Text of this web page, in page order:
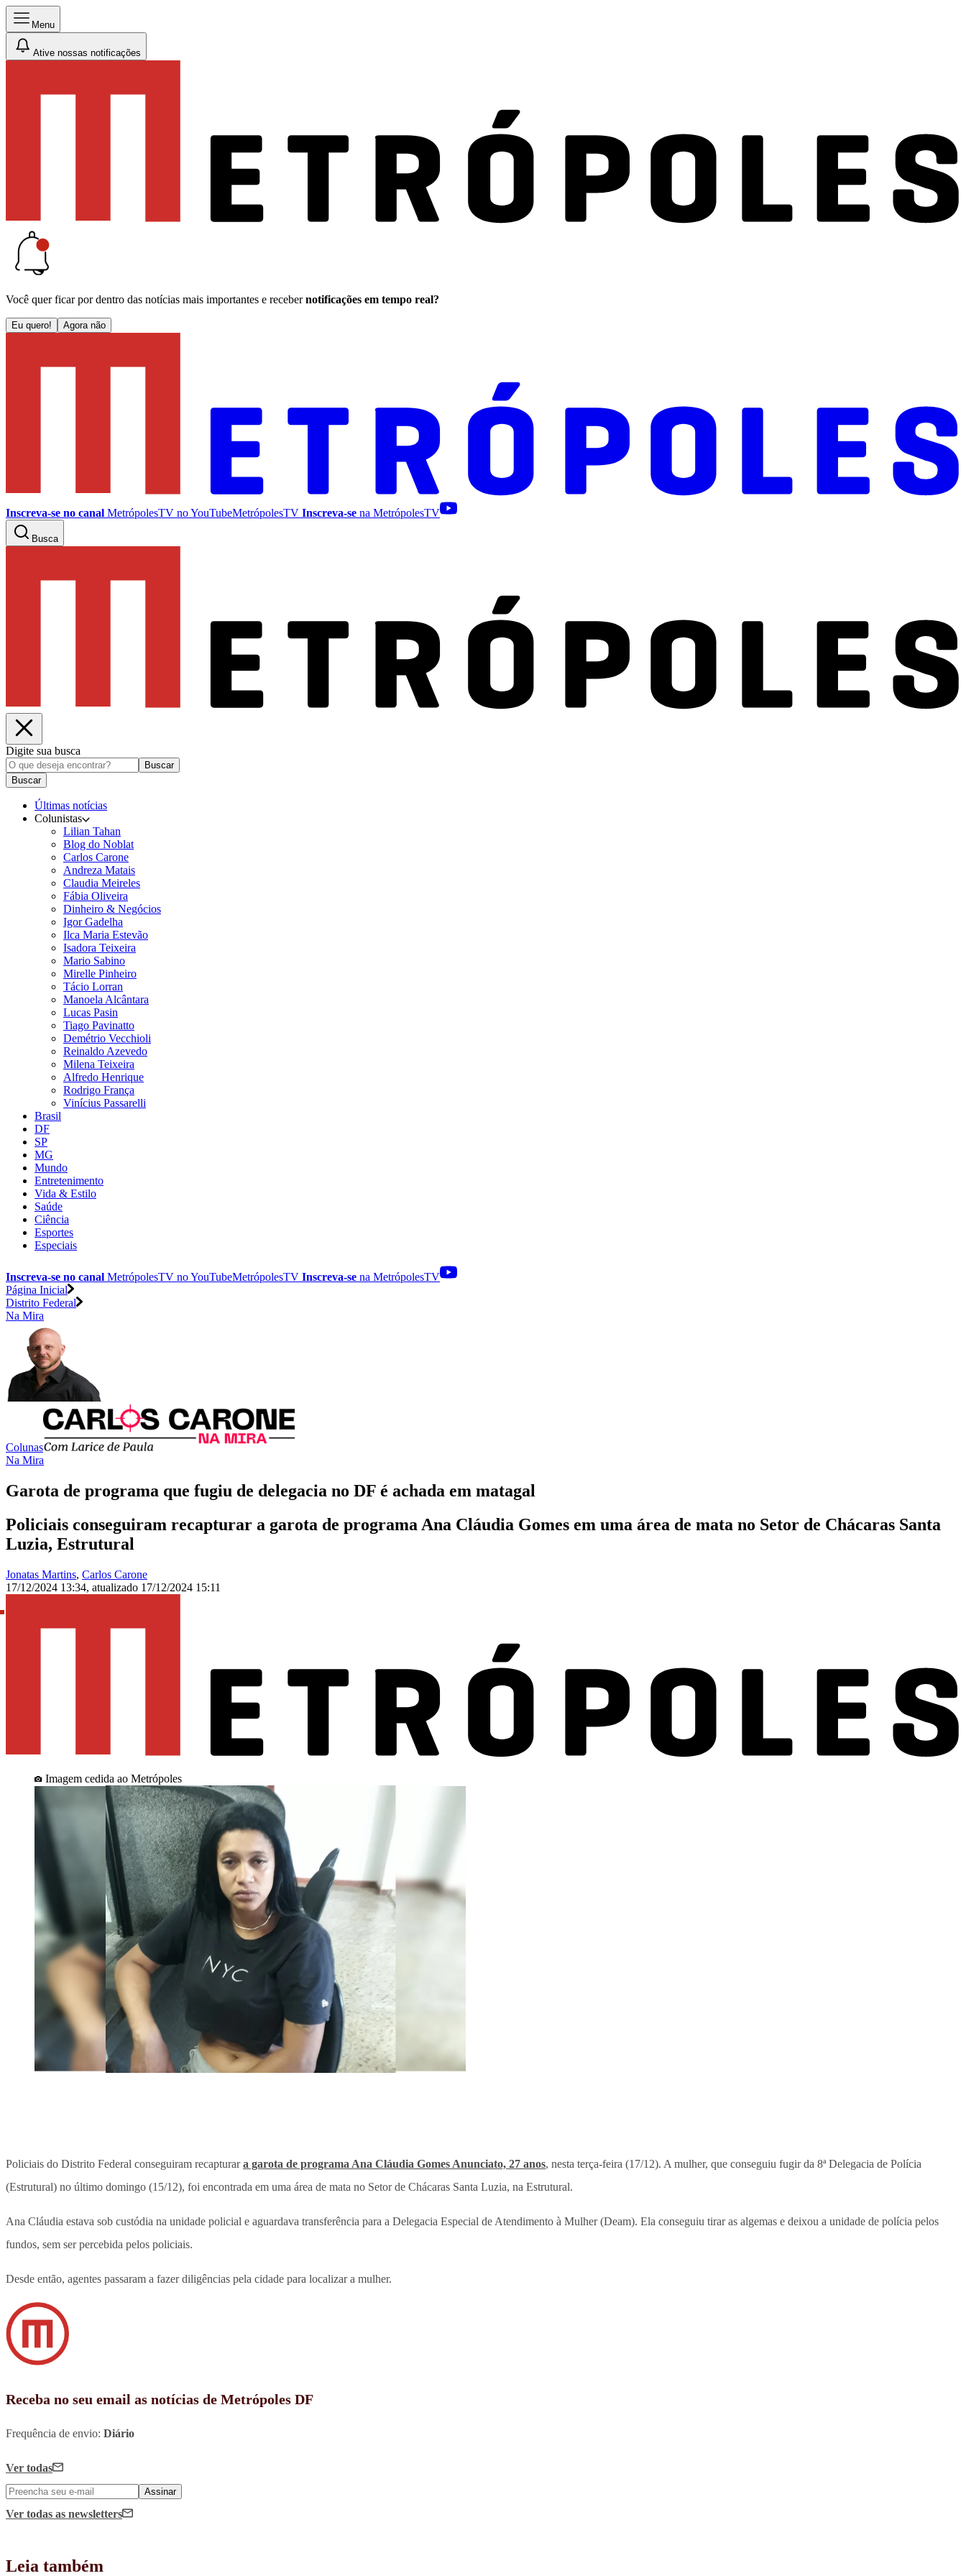
Menu
Ative nossas notificações
Você quer ficar por dentro das notícias mais importantes e receber notificações em tempo real?
Eu quero! Agora não
Inscreva-se no canal MetrópolesTV noYouTubeMetrópolesTV Inscreva-se na MetrópolesTV
Busca
Digite sua busca
Buscar
Buscar
Últimas notícias
Colunistas
Lilian Tahan
Blog do Noblat
Carlos Carone
Andreza Matais
Claudia Meireles
Fábia Oliveira
Dinheiro & Negócios
Igor Gadelha
Ilca Maria Estevão
Isadora Teixeira
Mario Sabino
Mirelle Pinheiro
Tácio Lorran
Manoela Alcântara
Lucas Pasin
Tiago Pavinatto
Demétrio Vecchioli
Reinaldo Azevedo
Milena Teixeira
Alfredo Henrique
Rodrigo França
Vinícius Passarelli
Brasil
DF
SP
MG
Mundo
Entretenimento
Vida & Estilo
Saúde
Ciência
Esportes
Especiais
Inscreva-se no canal MetrópolesTV noYouTubeMetrópolesTV Inscreva-se na MetrópolesTV
Página Inicial
Distrito Federal
Na Mira
Colunas
Na Mira
Garota de programa que fugiu de delegacia no DF é achada em matagal
Policiais conseguiram recapturar a garota de programa Ana Cláudia Gomes em uma área de mata no Setor de Chácaras Santa
Luzia, Estrutural
Jonatas Martins, Carlos Carone
17/12/2024 13:34, atualizado 17/12/2024 15:11
Imagem cedida ao Metrópoles
Policiais do Distrito Federal conseguiram recapturara garota de programa Ana Cláudia Gomes Anunciato, 27 anos, nesta terça-feira (17/12). A mulher, que conseguiu fugir da 8ª Delegacia de Polícia
(Estrutural) no último domingo (15/12), foi encontrada em uma área de mata no Setor de Chácaras Santa Luzia, na Estrutural.
Ana Cláudia estava sob custódia na unidade policial e aguardava transferência para a Delegacia Especial de Atendimento à Mulher (Deam). Ela conseguiu tirar as algemas e deixou a unidade de polícia pelos
fundos, sem ser percebida pelos policiais.
Desde então, agentes passaram a fazer diligências pela cidade para localizar a mulher.
Receba no seu email as notícias de Metrópoles DF
Frequência de envio: Diário
Ver todas
Assinar
Ver todas as newsletters
Leia também